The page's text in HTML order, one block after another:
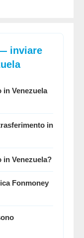
inviare
in Venezuela
in
Venezuela?
Fonmoney